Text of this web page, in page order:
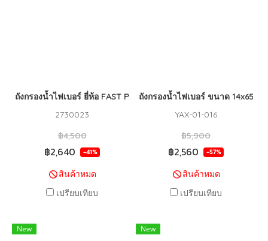
ถังกรองน้ำไฟเบอร์ ยี่ห้อ FAST PURE 14x65 (2.5") BLUE
2730023
฿4,500
฿2,640 -41%
สินค้าหมด
เปรียบเทียบ
ถังกรองน้ำไฟเบอร์ ขนาด 14x65
YAX-01-016
฿5,900
฿2,560 -57%
สินค้าหมด
เปรียบเทียบ
New New